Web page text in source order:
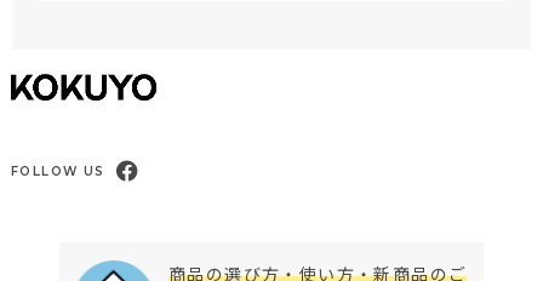
FOLLOW US
商品の選び方・使い方・新商品のご